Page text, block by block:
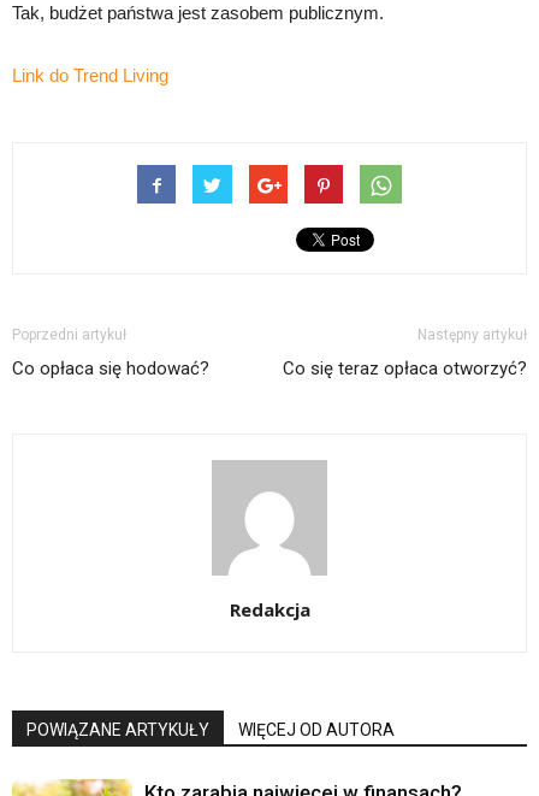
Tak, budżet państwa jest zasobem publicznym.
Link do Trend Living
Poprzedni artykuł
Co opłaca się hodować?
Następny artykuł
Co się teraz opłaca otworzyć?
Redakcja
POWIĄZANE ARTYKUŁY WIĘCEJ OD AUTORA